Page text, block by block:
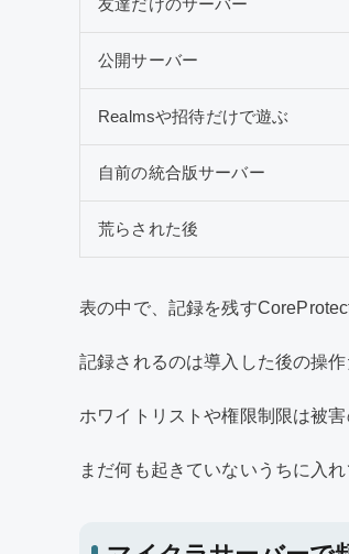
公開サーバー
Realmsや招待だけで遊ぶ
自前の統合版サーバー
荒らされた後
表の中で、記録を残す
記録されるのは導入した後の操
ホワイトリストや権限制限は被
まだ何も起きていないうちに入